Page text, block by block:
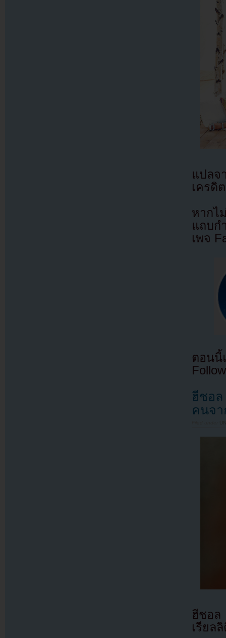
แปล
เครดิ
หากไ
แถบก
เพจ
ตอนนี้
ฮีชอล
คนจา
ฮีชอล
เรียล